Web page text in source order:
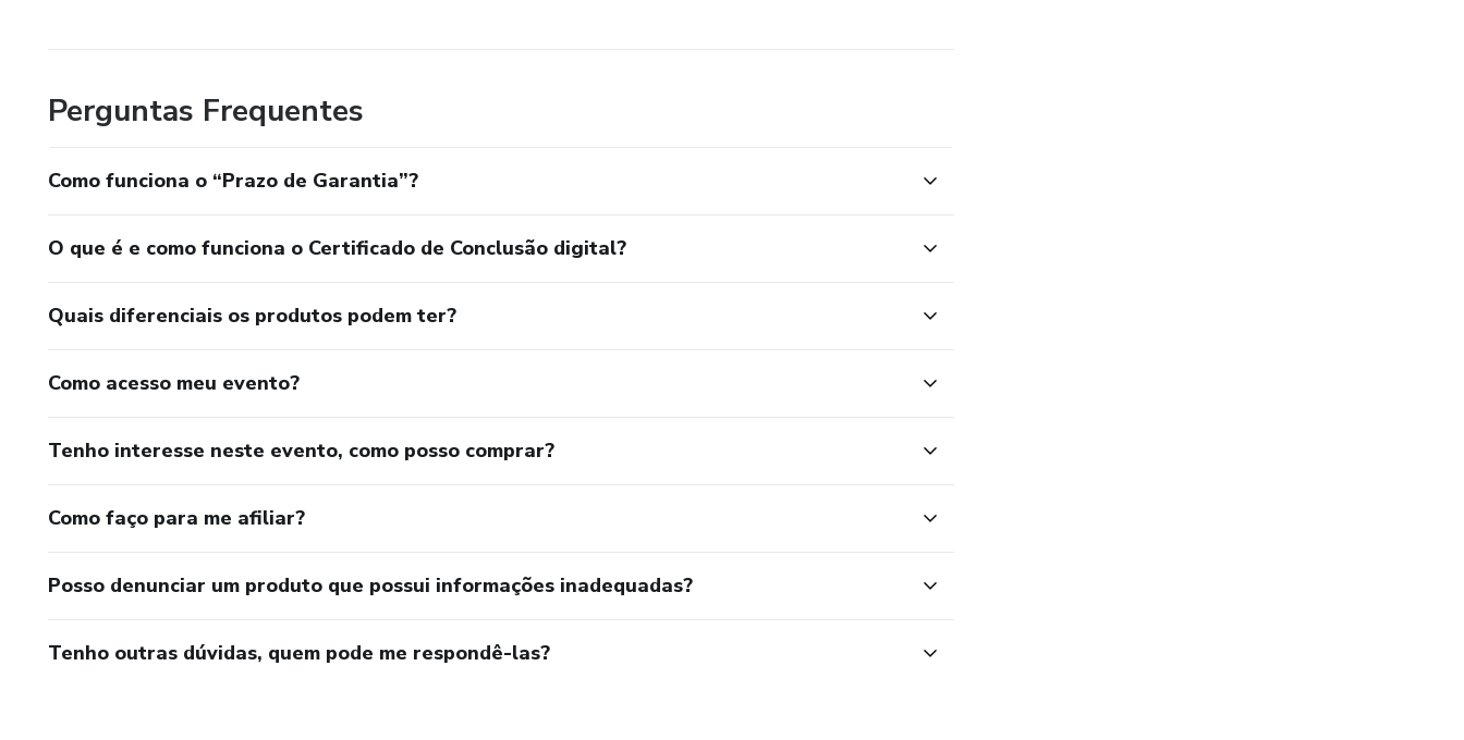
Perguntas Frequentes
Como funciona o “Prazo de Garantia”?
O que é e como funciona o Certificado de Conclusão digital?
Quais diferenciais os produtos podem ter?
Como acesso meu evento?
Tenho interesse neste evento, como posso comprar?
Como faço para me afiliar?
Posso denunciar um produto que possui informações inadequadas?
Tenho outras dúvidas, quem pode me respondê-las?